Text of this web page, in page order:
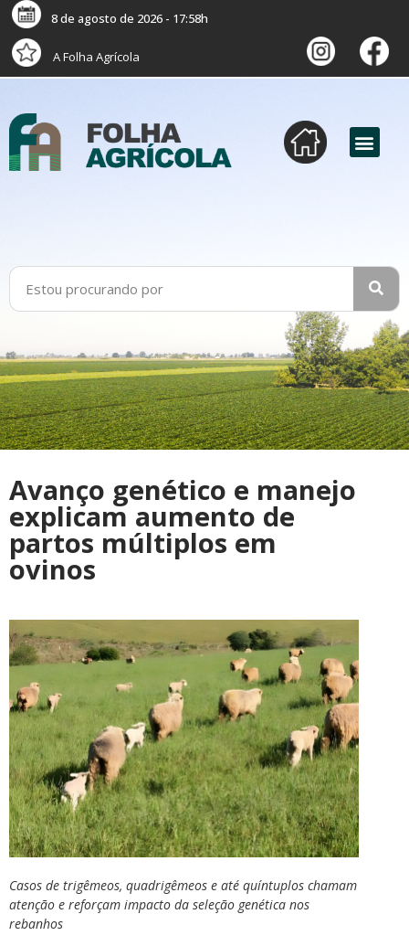
8 de agosto de 2026 - 17:58h
A Folha Agrícola
Avanço genético e manejo
explicam aumento de
partos múltiplos em
ovinos
Casos de trigêmeos, quadrigêmeos e até quíntuplos chamam
atenção e reforçam impacto da seleção genética nos
rebanhos